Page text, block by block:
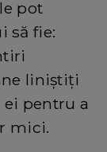
pot
să fie:
liniștiți
pentru a
mici.